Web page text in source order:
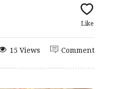
Like
Comment
15 Views